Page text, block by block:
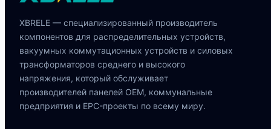
XBRELE — специализированный производитель
компонентов для распределительных устройств,
вакуумных коммутационных устройств и силовых
трансформаторов среднего и высокого
напряжения, который обслуживает
производителей панелей OEM, коммунальные
предприятия и EPC-проекты по всему миру.